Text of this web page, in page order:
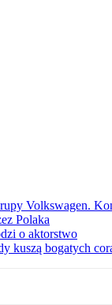
Volkswagen.
Polaka
o aktorstwo
kuszą bogatych